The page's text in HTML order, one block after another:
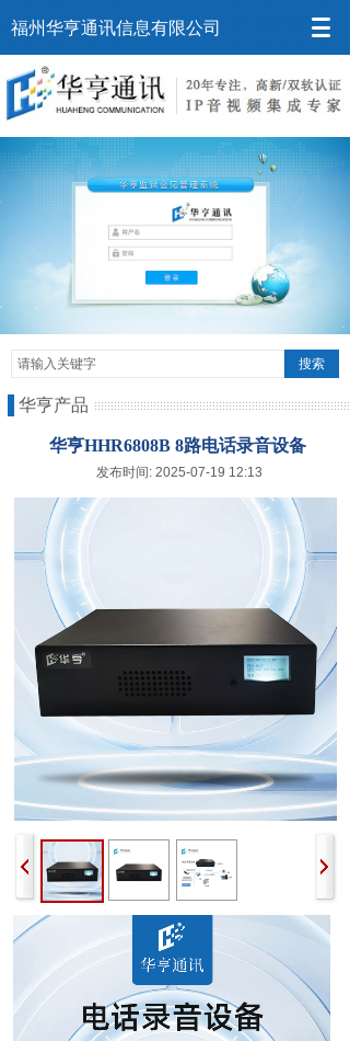
福州华亨通讯信息有限公司
搜索
华亨产品
华亨HHR6808B 8路电话录音设备
发布时间: 2025-07-19 12:13